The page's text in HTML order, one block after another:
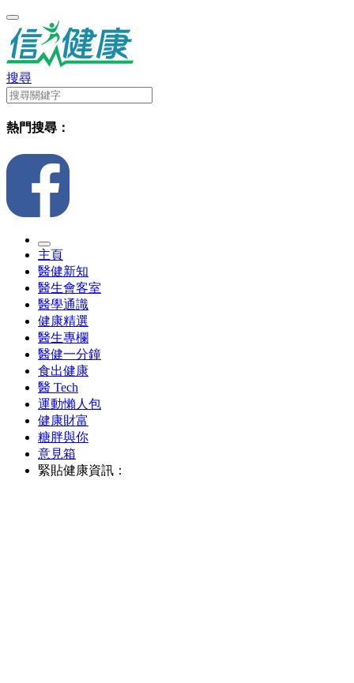
搜尋
熱門搜尋：
主頁
醫健新知
醫生會客室
醫學通識
健康精選
醫生專欄
醫健一分鐘
食出健康
醫 Tech
運動懶人包
健康財富
糖胖與你
意見箱
緊貼健康資訊：